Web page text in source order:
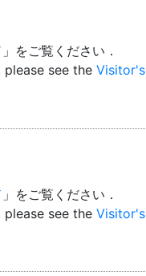
」をご覧ください．
see the Visitor's
」をご覧ください．
see the Visitor's